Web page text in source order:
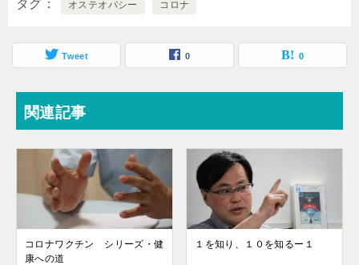
タグ オステオパシー コロナ
Tweet 0 0
関連記事
コロナワクチン シリーズ・健
康への道
１を知り、１０を知るー１